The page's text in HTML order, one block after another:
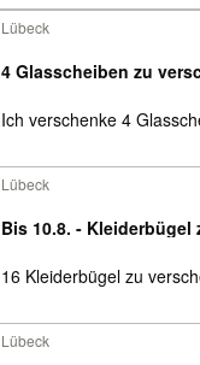
Lübeck
4 Glasscheiben zu
Ich verschenke 4
Lübeck
Bis 10.8. - Kleiderbügel
16 Kleiderbügel zu
Lübeck